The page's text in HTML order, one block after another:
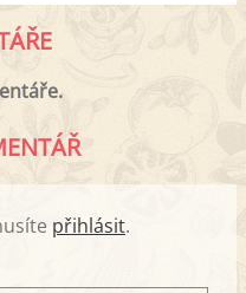
přihlásit.